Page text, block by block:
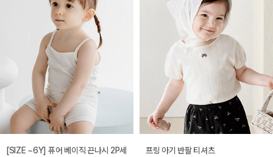
[SIZE ~6Y] 퓨어 베이직 끈나시 2P세
프링 아기 반팔 티셔츠